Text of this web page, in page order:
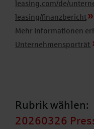
leasing.com/de/
leasing/finanzbericht
Mehr Informationen
Unternehmensporträt
Rubrik wählen:
20260326